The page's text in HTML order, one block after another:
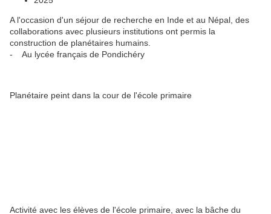
A l'occasion d'un séjour de recherche en Inde et au Népal, des
collaborations avec plusieurs institutions ont permis la
construction de planétaires humains.
- Au lycée français de Pondichéry
Planétaire peint dans la cour de l'école primaire
Activité avec les élèves de l'école primaire, avec la bâche du